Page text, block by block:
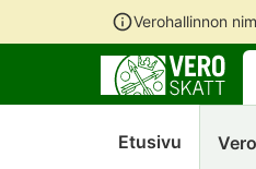
Verohallinnon
Etusivu